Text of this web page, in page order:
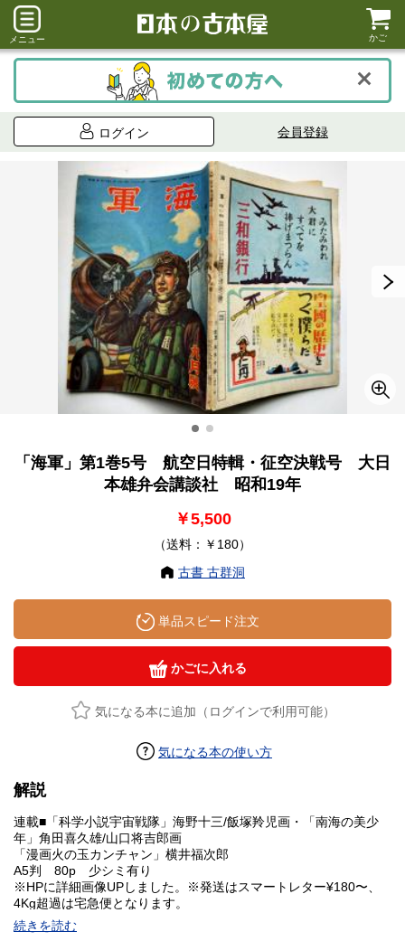
メニュー かご
ログイン 会員登録
「海軍」第1巻5号 航空日特輯・征空決戦号 大日
本雄弁会講談社 昭和19年
￥5,500
（送料：￥180）
古書 古群洞
単品スピード注文
かごに入れる
気になる本に追加（ログインで利用可能）
気になる本の使い方
解説
連載■「科学小説宇宙戦隊」海野十三/飯塚羚児画・「南海の美少
年」角田喜久雄/山口将吉郎画
「漫画火の玉カンチャン」横井福次郎
A5判 80p 少シミ有り
※HPに詳細画像UPしました。※発送はスマートレター¥180〜、
4Kg超過は宅急便となります。
続きを読む